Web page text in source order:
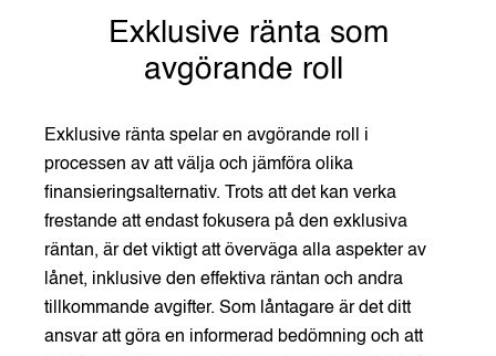
Exklusive ränta som
avgörande roll
Exklusive ränta spelar en avgörande roll i
processen av att välja och jämföra olika
finansieringsalternativ. Trots att det kan verka
frestande att endast fokusera på den exklusiva
räntan, är det viktigt att överväga alla aspekter av
lånet, inklusive den effektiva räntan och andra
tillkommande avgifter. Som låntagare är det ditt
ansvar att göra en informerad bedömning och att